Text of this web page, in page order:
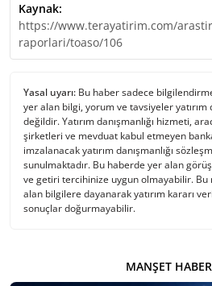
Kaynak:
https://www.terayatirim.com/
raporlari/toaso/106
Yasal uyarı: Bu haber sadece
yer alan bilgi, yorum ve tavsiyeler yatırım
değildir. Yatırım danışmanlığı hizmeti,
şirketleri ve mevduat kabul etmeyen
imzalanacak yatırım danışmanlığı
sunulmaktadır. Bu haberde yer alan
ve getiri tercihinize uygun olmayabilir. Bu
alan bilgilere dayanarak yatırım kararı
sonuçlar doğurmayabilir.
MANŞET